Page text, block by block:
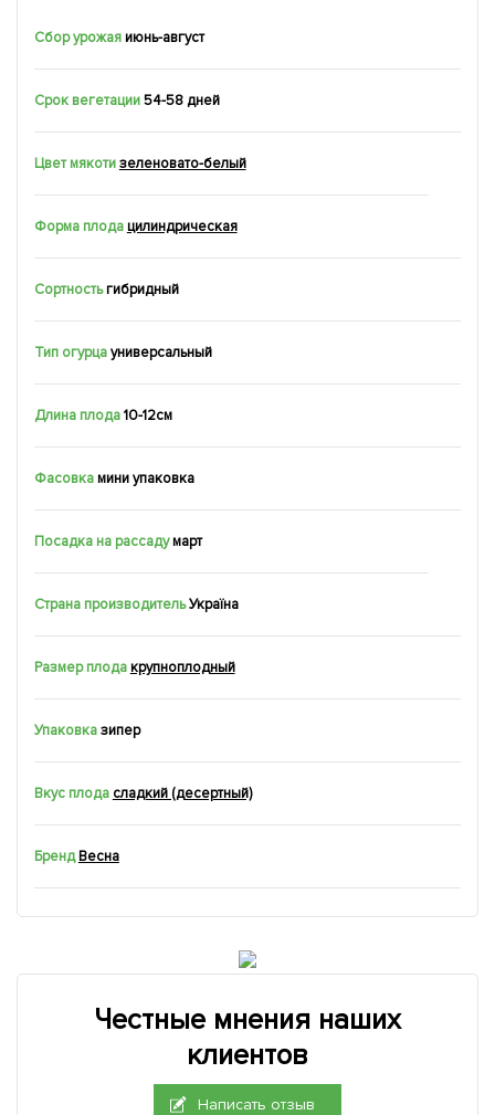
Сбор урожаяиюнь-август
Срок вегетации 54-58 дней
Цвет мякотизеленовато-белый
Форма плодацилиндрическая
Сортностьгибридный
Тип огурцауниверсальный
Длина плода10-12см
Фасовкамини упаковка
Посадка на рассаду март
Страна производитель Україна
Размер плодакрупноплодный
Упаковказипер
Вкус плода сладкий (десертный)
Бренд Весна
Честные мнения наших
клиентов
Написать отзыв